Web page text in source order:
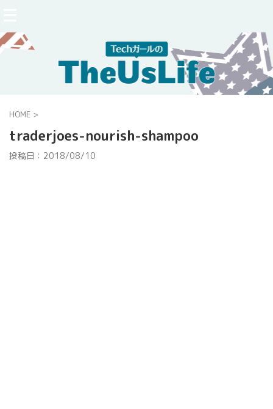
HOME >
traderjoes-nourish-shampoo
投稿日： 2018/08/10